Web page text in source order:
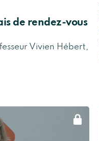
de rendez-vous
Vivien Hébert,